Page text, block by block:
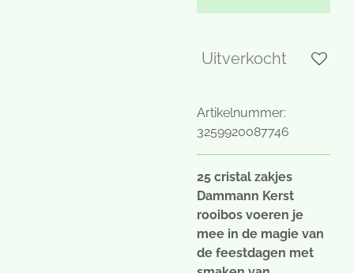
Uitverkocht
Artikelnummer:
3259920087746
25 cristal zakjes
Dammann Kerst
rooibos voeren je
mee in de magie van
de feestdagen met